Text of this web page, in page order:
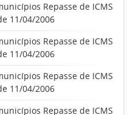
Repasse de ICMS
11/04/2006
Repasse de ICMS
11/04/2006
Repasse de ICMS
11/04/2006
Repasse de ICMS